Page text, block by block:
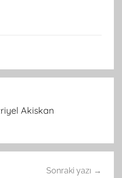
Akiskan
Sonraki yazı